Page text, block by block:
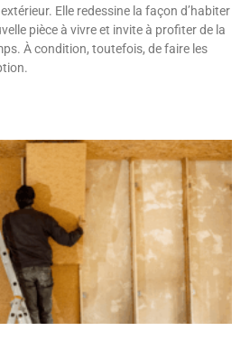
Elle redessine la façon d’habiter
pièce à vivre et invite à profiter de la
À condition, toutefois, de faire les